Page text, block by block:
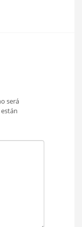
será